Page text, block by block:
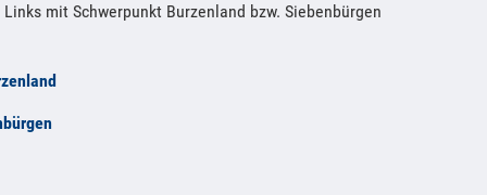
mit Schwerpunkt Burzenland bzw. Siebenbürgen